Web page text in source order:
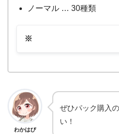
ノーマル … 30種類
※
わかはぴ
ぜひパック購入
い！